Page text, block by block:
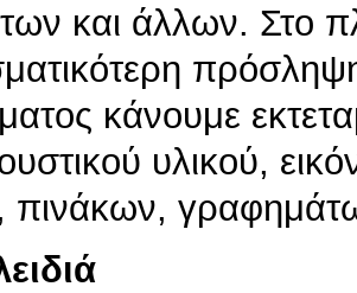
και άλλων. Στο
κάνουμε
υλικού,